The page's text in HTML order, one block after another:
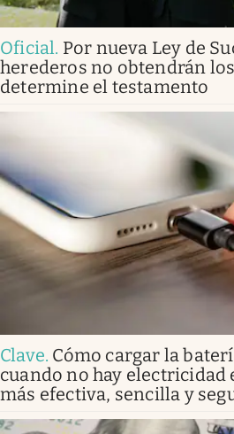
Oficial. Por nueva Ley de
herederos no obtendrán
determine el testamento
Clave. Cómo cargar la
cuando no hay electricidad
más efectiva, sencilla y